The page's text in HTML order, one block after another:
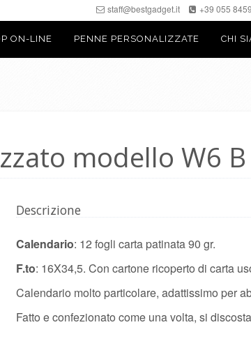
pages/TrasparenzaAiuto.jspx
staff@bestgadget.it +39 055
ON-LINE PENNE PERSONALIZZATE CHI
modello W6 B
Descrizione
Calendario: 12 fogli carta patinata 90 gr.
F.to: 16X34,5. Con cartone ricoperto di carta
Calendario molto particolare, adattissimo per
Fatto e confezionato come una volta, si